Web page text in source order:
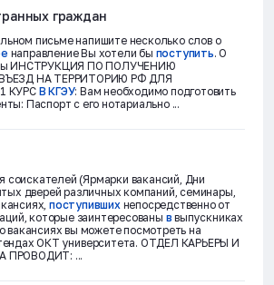
граждан
письме напишите несколько слов о
направление Вы хотели бы поступить. О
ИНСТРУКЦИЯ ПО ПОЛУЧЕНИЮ
НА ТЕРРИТОРИЮ РФ ДЛЯ
КУРС В КГЭУ: Вам необходимо подготовить
Паспорт с его нотариально ...
соискателей (Ярмарки вакансий, Дни
дверей различных компаний, семинары,
поступившихнепосредственно от
которые заинтересованы в выпускниках
вакансиях вы можете посмотреть на
ОКТ университета. ОТДЕЛ КАРЬЕРЫ И
ПРОВОДИТ: ...